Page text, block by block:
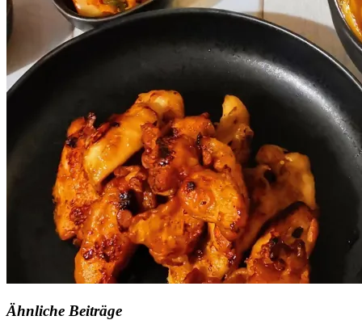
Ähnliche Beiträge